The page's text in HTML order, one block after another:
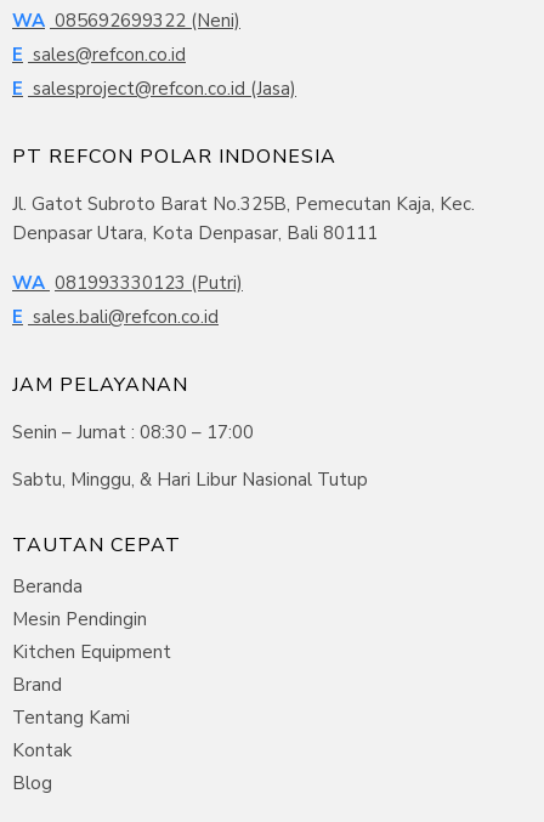
WA 085692699322 (Neni)
E sales@refcon.co.id
E salesproject@refcon.co.id (Jasa)
PT REFCON POLAR INDONESIA
Jl. Gatot Subroto Barat No.325B, Pemecutan Kaja, Kec.
Denpasar Utara, Kota Denpasar, Bali 80111
WA 081993330123 (Putri)
E sales.bali@refcon.co.id
JAM PELAYANAN
Senin – Jumat : 08:30 – 17:00
Sabtu, Minggu, & Hari Libur Nasional Tutup
TAUTAN CEPAT
Beranda
Mesin Pendingin
Kitchen Equipment
Brand
Tentang Kami
Kontak
Blog